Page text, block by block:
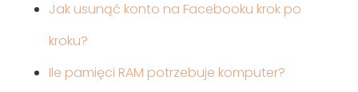
Jak usunąć konto na Facebooku krok po
kroku?
Ile pamięci RAM potrzebuje komputer?